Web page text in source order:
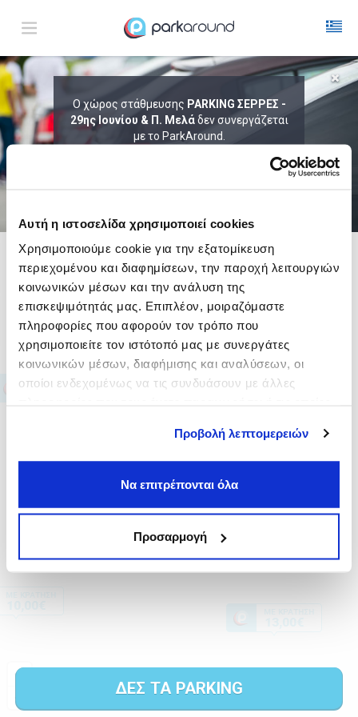
Αυτή η ιστοσελίδα χρησιμοποιεί cookies
Χρησιμοποιούμε cookie για την εξατομίκευση
περιεχομένου και διαφημίσεων, την παροχή λειτουργιών
κοινωνικών μέσων και την ανάλυση της
επισκεψιμότητάς μας. Επιπλέον, μοιραζόμαστε
πληροφορίες που αφορούν τον τρόπο που
χρησιμοποιείτε τον ιστότοπό μας με συνεργάτες
κοινωνικών μέσων, διαφήμισης και αναλύσεων, οι
οποίοι ενδεχομένως να τις συνδυάσουν με άλλες
Προβολή λεπτομερειών
Να επιτρέπονται όλα
Προσαρμογή
Ο χώρος στάθμευσης PARKING ΣΕΡΡΕΣ -
29ης Ιουνίου & Π. Μελάδεν συνεργάζεται
με το ParkAround.
ΤΟ PARKAROUND ΕΠΕΚΤΕΙΝΕΙ ΣΥΝΕΧΩΣ
Δες τώρα τα parking στο χάρτη και σύγκρινετιμή
καιαπόσταση
ΔΕΣ ΤΑ PARKING
ΑΠΟΤΕΛΕΣΜΑΤΑ ΓΙΑ:
ΑΦΙΞΗ Παρ 07 Αυγ 19:45 ΔΙΑΡΚΕΙΑ 1